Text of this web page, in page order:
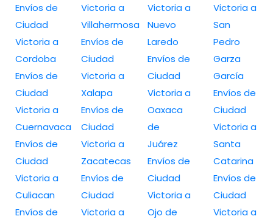
Envíos de
Ciudad
Victoria a
Cordoba
Envíos de
Ciudad
Victoria a
Cuernavaca
Envíos de
Ciudad
Victoria a
Culiacan
Envíos de
Victoria a
Villahermosa
Envíos de
Ciudad
Victoria a
Xalapa
Envíos de
Ciudad
Victoria a
Zacatecas
Envíos de
Ciudad
Victoria a
Victoria a
Nuevo
Laredo
Envíos de
Ciudad
Victoria a
Oaxaca
de
Juárez
Envíos de
Ciudad
Victoria a
Ojo de
Victoria a
San
Pedro
Garza
García
Envíos de
Ciudad
Victoria a
Santa
Catarina
Envíos de
Ciudad
Victoria a